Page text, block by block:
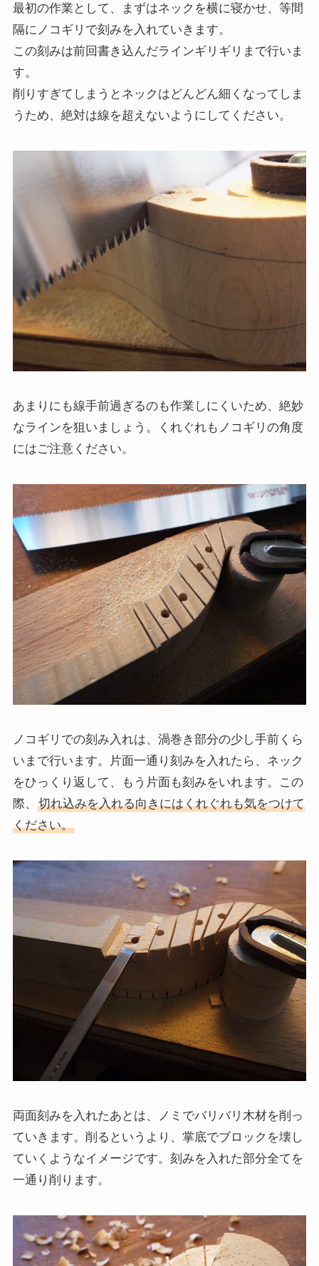
最初の作業として、まずはネックを横に寝かせ、等間
隔にノコギリで刻みを入れていきます。
この刻みは前回書き込んだラインギリギリまで行いま
す。
削りすぎてしまうとネックはどんどん細くなってしま
うため、絶対は線を超えないようにしてください。
あまりにも線手前過ぎるのも作業しにくいため、絶妙
なラインを狙いましょう。くれぐれもノコギリの角度
にはご注意ください。
ノコギリでの刻み入れは、渦巻き部分の少し手前くら
いまで行います。片面一通り刻みを入れたら、ネック
をひっくり返して、もう片面も刻みをいれます。この
際、
切れ込みを入れる向きにはくれぐれも気をつけて
ください。
両面刻みを入れたあとは、ノミでバリバリ木材を削っ
ていきます。削るというより、掌底でブロックを壊し
ていくようなイメージです。刻みを入れた部分全てを
一通り削ります。